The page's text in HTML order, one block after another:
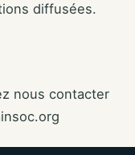
diffusées.
nous contacter